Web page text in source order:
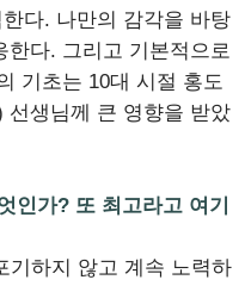
다. 나만의 감각을 바탕
한다. 그리고 기본적으로
기초는 10대 시절 홍도
선생님께 큰 영향을 받았
인가? 또 최고라고 여기
기하지 않고 계속 노력하